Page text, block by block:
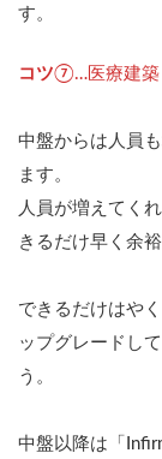
す。
コツ⑦…医療建築
中盤からは人員
ます。
人員が増えてく
きるだけ早く余
できるだけはや
ップグレードし
う。
中盤以降は「